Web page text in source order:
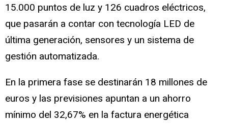
15.000 puntos de luz y 126 cuadros eléctricos,
que pasarán a contar con tecnología LED de
última generación, sensores y un sistema de
gestión automatizada.
En la primera fase se destinarán 18 millones de
euros y las previsiones apuntan a un ahorro
mínimo del 32,67% en la factura energética